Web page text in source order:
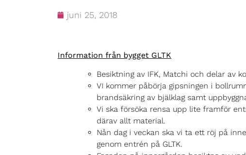
juni 25, 2018
Information från bygget GLTK
Besiktning av IFK, Matchi och delar av
VI kommer påbörja gipsningen i
brandsäkring av bjälklag samt
Vi ska försöka rensa upp lite framför
därav allt material.
Nån dag i veckan ska vi ta ett röj på
genom entrén på GLTK.